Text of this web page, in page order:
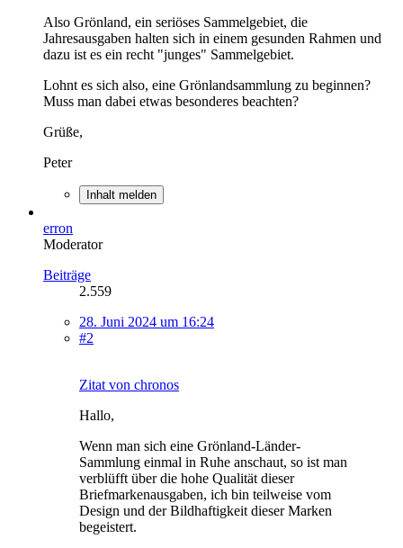
Also Grönland, ein seriöses Sammelgebiet, die
Jahresausgaben halten sich in einem gesunden Rahmen und
dazu ist es ein recht "junges" Sammelgebiet.
Lohnt es sich also, eine Grönlandsammlung zu beginnen?
Muss man dabei etwas besonderes beachten?
Grüße,
Peter
Inhalt melden
erron
Moderator
Beiträge
2.559
28. Juni 2024 um 16:24
#2
Zitat von chronos
Hallo,
Wenn man sich eine Grönland-Länder-
Sammlung einmal in Ruhe anschaut, so ist man
verblüfft über die hohe Qualität dieser
Briefmarkenausgaben, ich bin teilweise vom
Design und der Bildhaftigkeit dieser Marken
begeistert.